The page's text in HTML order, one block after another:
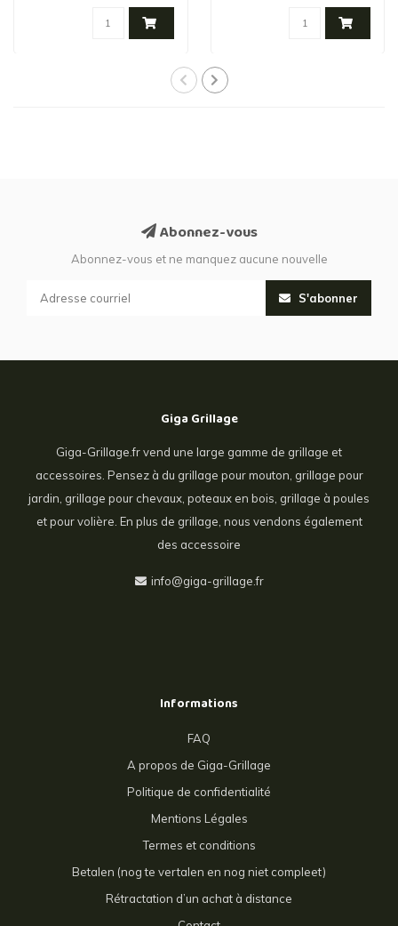
Abonnez-vous
Abonnez-vous et ne manquez aucune nouvelle
S'abonner
Giga Grillage
Giga-Grillage.fr vend une large gamme de grillage et
accessoires. Pensez à du grillage pour mouton, grillage pour
jardin, grillage pour chevaux, poteaux en bois, grillage à poules
et pour volière. En plus de grillage, nous vendons également
des accessoire
info@giga-grillage.fr
Informations
FAQ
A propos de Giga-Grillage
Politique de confidentialité
Mentions Légales
Termes et conditions
Betalen (nog te vertalen en nog niet compleet)
Rétractation d’un achat à distance